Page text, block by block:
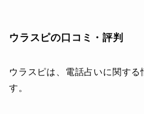
ウラスピの口コミ・評判
ウラスピは、電話占いに関する
す。